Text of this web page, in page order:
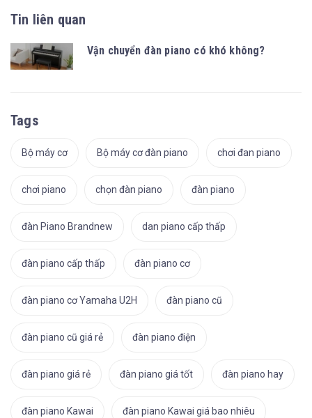
Tin liên quan
Vận chuyển đàn piano có khó không?
Tags
Bộ máy cơ Bộ máy cơ đàn piano chơi đan piano
chơi piano chọn đàn piano đàn piano
đàn Piano Brandnew dan piano cấp thấp
đàn piano cấp thấp đàn piano cơ
đàn piano cơ Yamaha U2H đàn piano cũ
đàn piano cũ giá rẻ đàn piano điện
đàn piano giá rẻ đàn piano giá tốt đàn piano hay
đàn piano Kawai đàn piano Kawai giá bao nhiêu